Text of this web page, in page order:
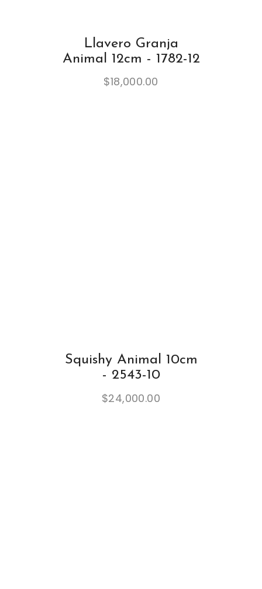
Llavero Granja
Animal 12cm - 1782-12
$18,000.00
Squishy Animal 10cm
- 2543-10
$24,000.00